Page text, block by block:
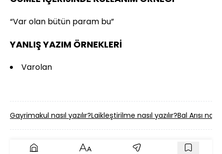
“Var olan bütün param bu”
YANLIŞ YAZIM ÖRNEKLERİ
Varolan
Gayrimakul nasıl yazılır?Laikleştirilme nasıl yazılır?Bal Arısı